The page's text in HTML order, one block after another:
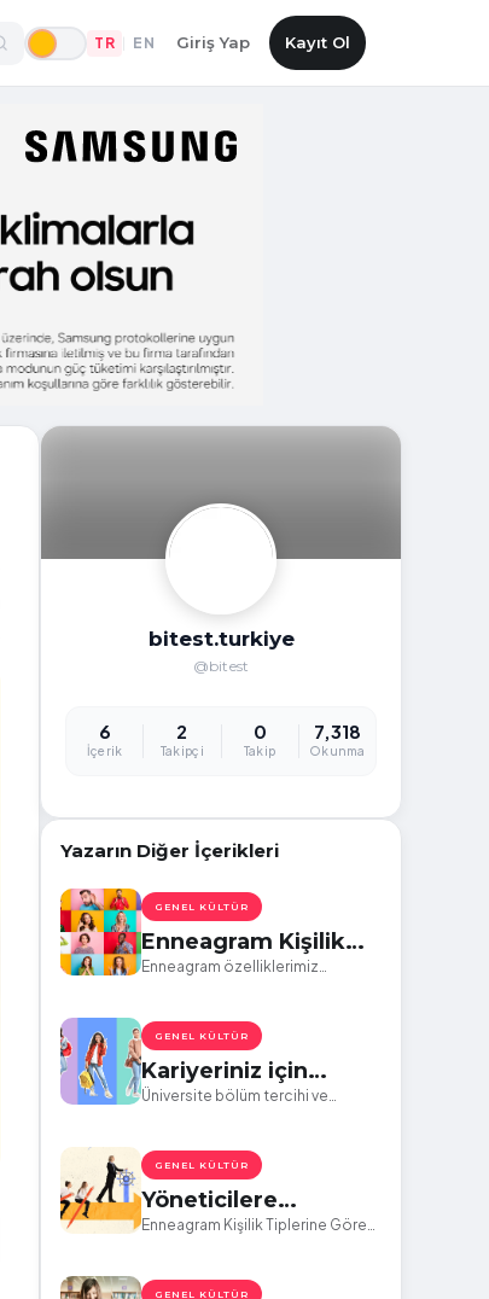
TR EN Giriş Yap Kayıt Ol
bitest.turkiye
@bitest
6
İçerik
2
Takipçi
0
Takip
7,318
Okunma
Yazarın Diğer İçerikleri
GENEL KÜLTÜR
Enneagram Kişilik
Tiplerinin Liderlik
Farklılıklar Gösterir?
Enneagram özelliklerimiz
GENEL KÜLTÜR
Kariyeriniz için
Üniversite
Yapmalısınız?
Üniversite bölüm tercihi ve
GENEL KÜLTÜR
Yöneticilere
Tavsiyeler
Enneagram Kişilik Tiplerine Göre
GENEL KÜLTÜR